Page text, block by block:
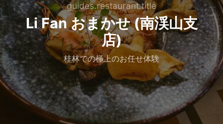
guides.restaurant.title
Li Fan おまかせ (南渓山支
店)
桂林での極上のお任せ体験